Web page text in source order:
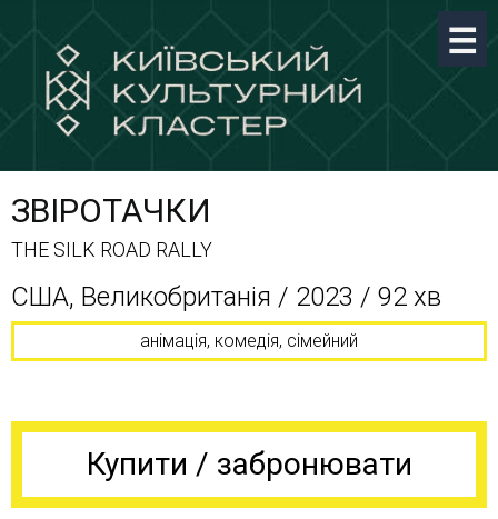
ЗВІРОТАЧКИ
THE SILK ROAD RALLY
США, Великобританія / 2023 / 92 хв
анімація, комедія, сімейний
Купити / забронювати